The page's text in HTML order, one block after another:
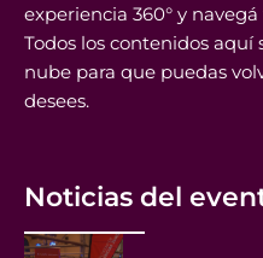
experiencia 360° y
Todos los contenidos aquí
nube para que puedas
desees.
Noticias del